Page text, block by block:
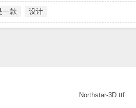
一款 设计
Northstar-3D.ttf